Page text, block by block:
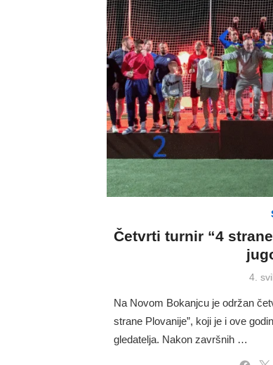
Četvrti turnir “4
4.
Na Novom Bokanjcu je održan
strane Plovanije”, koji je i ove
gledatelja. Nakon završnih …